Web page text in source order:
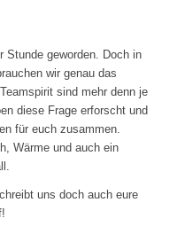
geworden. Doch in
wir genau das
sind mehr denn je
diese Frage erforscht und
für euch zusammen.
Wärme und auch ein
uns doch auch eure